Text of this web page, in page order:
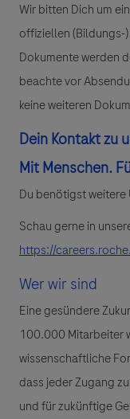
Wir bitten Dich um
offiziellen (Bildungs-
Dokumente werden
beachte vor
keine weiteren
Dein Kontakt zu
MitMenschen.
Du benötigst
Schau gerne in
https://
Wer wir sind
Eine gesündere
100.000 Mitarbeiter
wissenschaftliche
dass jeder Zugang
und für zukünftige